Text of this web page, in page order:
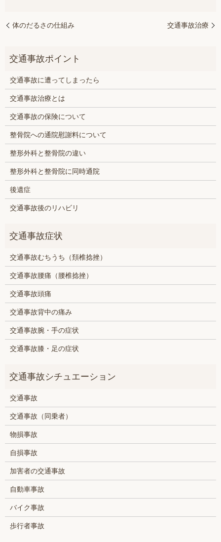
体のだるさの仕組み 交通事故治療
交通事故に遭ってしまったら
交通事故治療とは
交通事故の保険について
整骨院への通院慰謝料について
整形外科と整骨院の違い
整形外科と整骨院に同時通院
後遺症
交通事故後のリハビリ
交通事故むちうち（頚椎捻挫）
交通事故腰痛（腰椎捻挫）
交通事故頭痛
交通事故背中の痛み
交通事故腕・手の症状
交通事故膝・足の症状
交通事故
交通事故（同乗者）
物損事故
自損事故
加害者の交通事故
自動車事故
バイク事故
歩行者事故